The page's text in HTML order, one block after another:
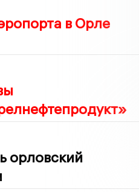
в Орле
орловский